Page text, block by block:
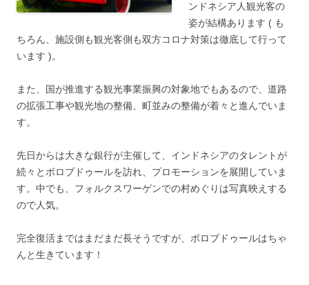
ンドネシア人観光客の
姿が結構あります ( も
ちろん、施設側も観光客側も双方コロナ対策は徹底して行って
います )。
また、国が推進する観光事業振興の対象地でもあるので、道路
の拡張工事や観光地の整備、町並みの整備が着々と進んでいま
す。
先日からは大きな銀行が主催して、インドネシアのタレントが
続々とボロブドゥールを訪れ、プロモーションを展開していま
す。中でも、フォルクスワーゲンでの村めぐりは写真映えする
ので人気。
完全復活まではまだまだ長そうですが、ボロブドゥールはちゃ
んと生きています！